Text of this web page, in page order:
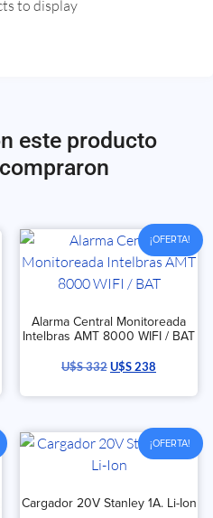
to display
este producto
¡OFERTA!
Alarma Central Monitoreada
Intelbras AMT 8000 WIFI / BAT
U$S332U$S238
¡OFERTA!
Cargador 20V Stanley 1A. Li-Ion